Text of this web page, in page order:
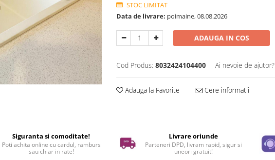
STOC LIMITAT
Data de livrare: poimaine, 08.08.2026
ADAUGA IN COS
Cod Produs: 8032424104400 Ai nevoie de ajutor?
Adauga la Favorite Cere informatii
Siguranta si comoditate!
Poti achita online cu cardul, ramburs
sau chiar in rate!
Livrare oriunde
Parteneri DPD, livram rapid, sigur si
uneori gratuit!